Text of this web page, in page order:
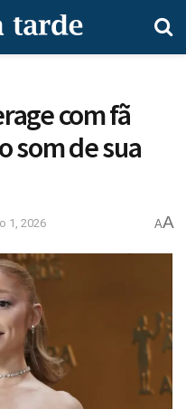
com fã
som de sua
1, 2026 AA